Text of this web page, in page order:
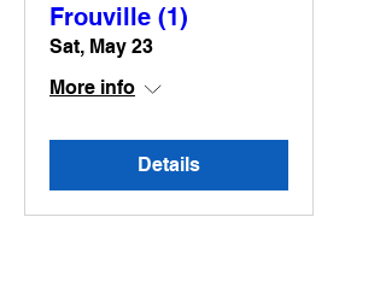
Frouville (1)
Sat, May 23
More info
Details